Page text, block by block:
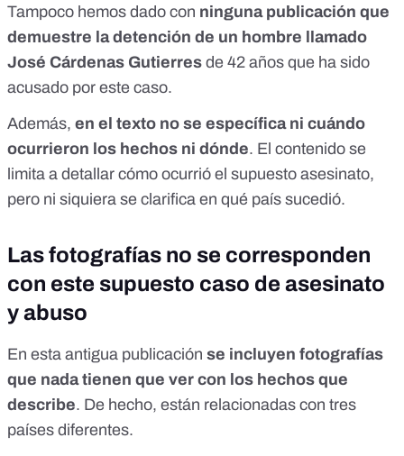
Tampoco hemos dado con ninguna publicación que
demuestre la detención de un hombre llamado
José Cárdenas Gutierres de 42 años que ha sido
acusado por este caso.
Además, en el texto no se específica ni cuándo
ocurrieron los hechos ni dónde. El contenido se
limita a detallar cómo ocurrió el supuesto asesinato,
pero ni siquiera se clarifica en qué país sucedió.
Las fotografías no se corresponden
con este supuesto caso de asesinato
y abuso
En esta antigua publicación se incluyen fotografías
que nada tienen que ver con los hechos que
describe. De hecho, están relacionadas con tres
países diferentes.